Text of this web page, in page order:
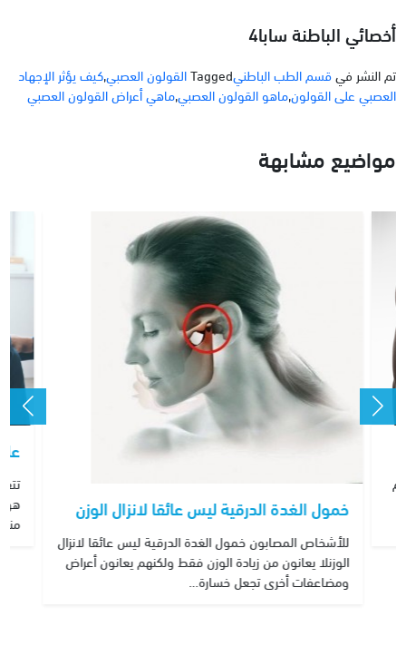
أخصائي الباطنة سابا4
تم النشر فيقسم الطب الباطنيTaggedالقولون العصبي,كيف يؤثر الإجهاد
العصبي على القولون,ماهو القولون العصبي,ماهي أعراض القولون العصبي
مواضيع مشابهة
خمول الغدة الدرقية ليس عائقا لانزال الوزن
للأشخاص المصابون خمول الغدة الدرقية ليس عائقا لانزال
الوزنلا يعانون من زيادة الوزن فقط ولكنهم يعانون أعراض
ومضاعفات أخرى تجعل خسارة…
هو